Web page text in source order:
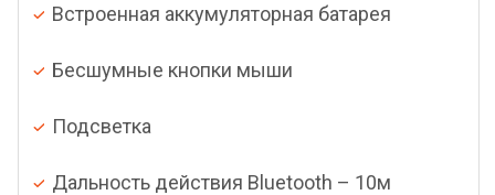
Встроенная аккумуляторная батарея
Бесшумные кнопки мыши
Подсветка
Дальность действия Bluetooth – 10м